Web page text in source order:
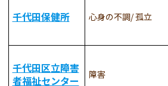
千代田保健所 心身の不調 孤立
千代田区立障害
者福祉センター
障害